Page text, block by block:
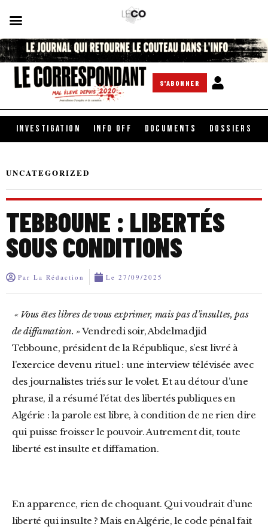
S'ABONNER
INVESTIGATION INFO OFF DOCUMENTS DOSSIERS
UNCATEGORIZED
TEBBOUNE : LIBERTÉS
SOUS CONDITIONS
Par La Rédaction Le 27/09/2025
« Vous êtes libres de vous exprimer, mais pas d’insultes, pas
de diffamation. »Vendredi soir, Abdelmadjid
Tebboune, président de la République, s’est livré à
l’exercice devenu rituel : une interview télévisée avec
des journalistes triés sur le volet. Et au détour d’une
phrase, il a résumé l’état des libertés publiques en
Algérie : la parole est libre, à condition de ne rien dire
qui puisse froisser le pouvoir. Autrement dit, toute
liberté est insulte et diffamation.
En apparence, rien de choquant. Qui voudrait d’une
liberté qui insulte ? Mais en Algérie, le code pénal fait